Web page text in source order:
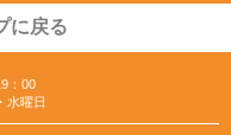
に戻る
：00
水曜日